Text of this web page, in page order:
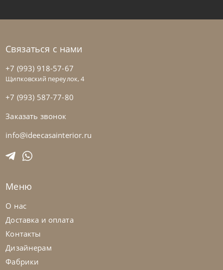
Cattelan Italia
Стул барный Arcadia
Связаться с нами
+7 (993) 918-57-67
Щипковский переулок, 4
+7 (993) 587-77-80
Заказать звонок
info@ideecasainterior.ru
Меню
О нас
Доставка и оплата
Контакты
Дизайнерам
Фабрики